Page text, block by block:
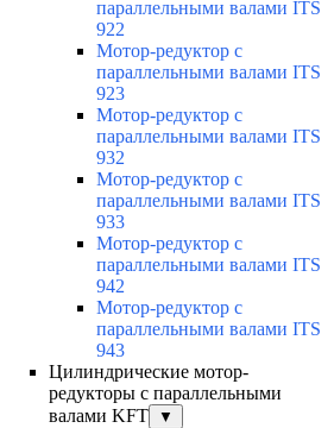
параллельными валами ITS
922
Мотор-редуктор с
параллельными валами ITS
923
Мотор-редуктор с
параллельными валами ITS
932
Мотор-редуктор с
параллельными валами ITS
933
Мотор-редуктор с
параллельными валами ITS
942
Мотор-редуктор с
параллельными валами ITS
943
Цилиндрические мотор-
редукторы с параллельными
валами KFT
▼